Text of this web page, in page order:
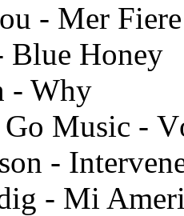
- Mеr
Bluе Hоnеy
- Why
Musiс -
-
- Mi